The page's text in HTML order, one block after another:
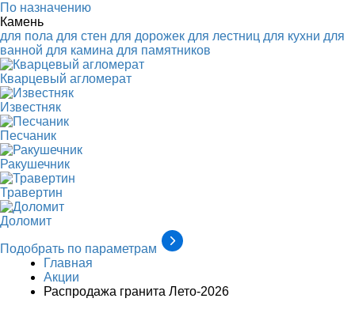
По назначению
Камень
для пола для стен для дорожек для лестниц для кухни для
ванной для камина для памятников
Кварцевый агломерат
Известняк
Песчаник
Ракушечник
Травертин
Доломит
Подобрать по параметрам
Главная
Акции
Распродажа гранита Лето-2026